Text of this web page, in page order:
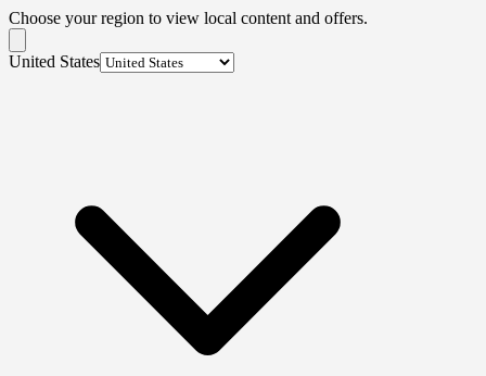
Choose your region to view local content and offers.
United States